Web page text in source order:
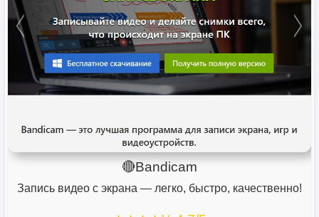
🔴Bandicam
Запись видео с экрана — легко, быстро, качественно!